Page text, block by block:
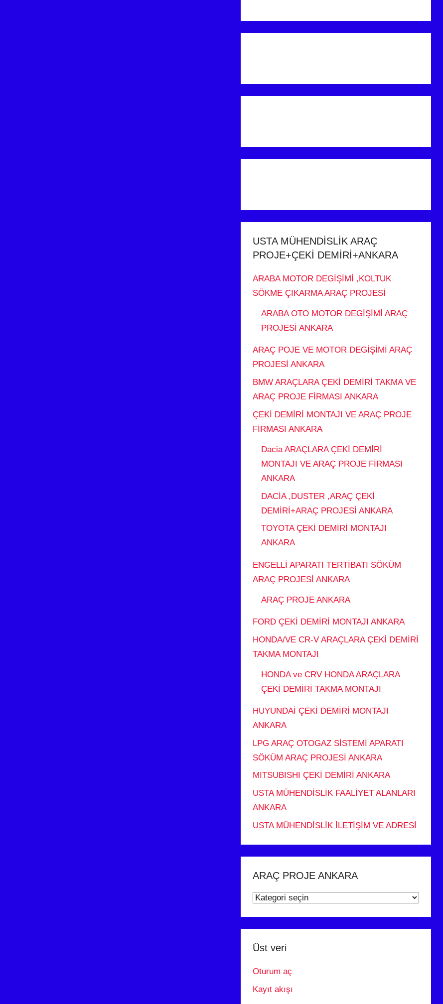
USTA MÜHENDİSLİK ARAÇ
PROJE+ÇEKİ DEMİRİ+ANKARA
ARABA MOTOR DEGİŞİMİ ,KOLTUK
SÖKME ÇIKARMA ARAÇ PROJESİ
ARABA OTO MOTOR DEGİŞİMİ ARAÇ
PROJESİ ANKARA
ARAÇ POJE VE MOTOR DEGİŞİMİ ARAÇ
PROJESİ ANKARA
BMW ARAÇLARA ÇEKİ DEMİRİ TAKMA VE
ARAÇ PROJE FİRMASI ANKARA
ÇEKİ DEMİRİ MONTAJI VE ARAÇ PROJE
FİRMASI ANKARA
Dacia ARAÇLARA ÇEKİ DEMİRİ
MONTAJI VE ARAÇ PROJE FİRMASI
ANKARA
DACİA ,DUSTER ,ARAÇ ÇEKİ
DEMİRİ+ARAÇ PROJESİ ANKARA
TOYOTA ÇEKİ DEMİRİ MONTAJI
ANKARA
ENGELLİ APARATI TERTİBATI SÖKÜM
ARAÇ PROJESİ ANKARA
ARAÇ PROJE ANKARA
FORD ÇEKİ DEMİRİ MONTAJI ANKARA
HONDA/VE CR-V ARAÇLARA ÇEKİ DEMİRİ
TAKMA MONTAJI
HONDA ve CRV HONDA ARAÇLARA
ÇEKİ DEMİRİ TAKMA MONTAJI
HUYUNDAİ ÇEKİ DEMİRİ MONTAJI
ANKARA
LPG ARAÇ OTOGAZ SİSTEMİ APARATI
SÖKÜM ARAÇ PROJESİ ANKARA
MITSUBISHI ÇEKİ DEMİRİ ANKARA
USTA MÜHENDİSLİK FAALİYET ALANLARI
ANKARA
USTA MÜHENDİSLİK İLETİŞİM VE ADRESİ
ARAÇ PROJE ANKARA
ARAÇ
Üst veri
Oturum aç
Kayıt akışı